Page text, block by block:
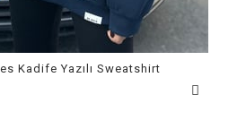
Kadife Yazılı Sweatshirt